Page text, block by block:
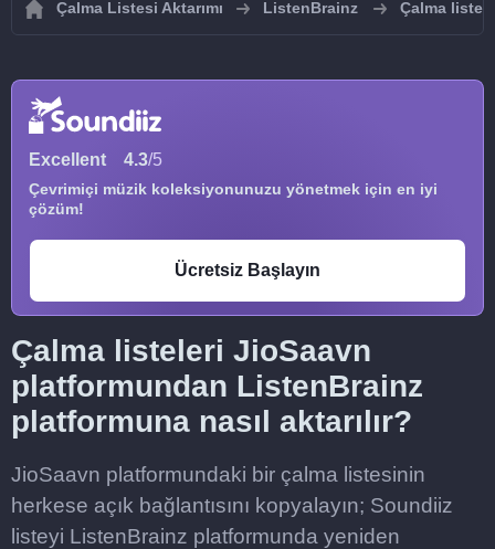
Çalma Listesi Aktarımı ListenBrainz Çalma
Excellent 4.3/5
Çevrimiçi müzik koleksiyonunuzu yönetmek için en iyi
çözüm!
Ücretsiz Başlayın
Çalma listeleri JioSaavn
platformundan ListenBrainz
platformuna nasıl aktarılır?
JioSaavn platformundaki bir çalma listesinin
herkese açık bağlantısını kopyalayın; Soundiiz
listeyi ListenBrainz platformunda yeniden